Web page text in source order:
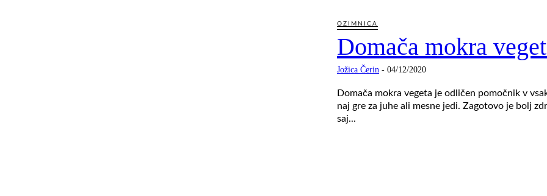
OZIMNICA
Domača mokra
Jožica Čerin - 04/12/2020
Domača mokra vegeta je odličen pomočnik v
naj gre za juhe ali mesne jedi. Zagotovo je bolj
saj...